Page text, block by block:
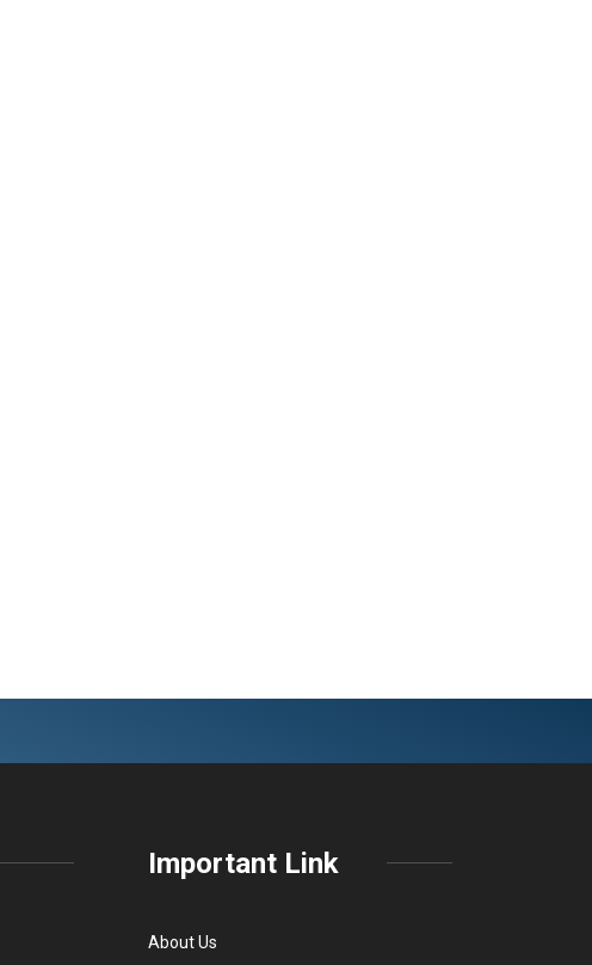
Important Link
About Us